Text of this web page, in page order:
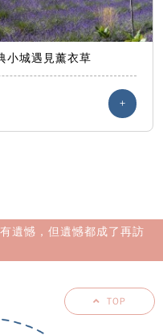
小城遇見薰衣草
+
遺憾，但遺憾都成了再訪
TOP